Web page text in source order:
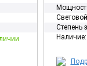
Степень
Наличие: